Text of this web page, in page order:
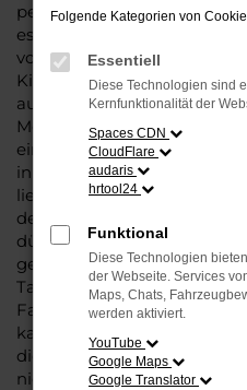
perfekten Neuwagen für
es sich meist um eine VW
von einem Fahrzeug, das
Kilometer bewegt wurde
aus der aktuellen
Mobilität in Detmold
ein Maximum an Komfort
in nichts nach. Warum
liegt an der Preispolitik der
den teilweise rigiden
dürfen schlichtweg nicht
gerne anbieten würden,
Tageszulassung dafür
Fahrzeug als
kann. Wohlgemerkt:
die Zulassung für einen
nicht.
Folgende Kategorien von
Essentiell
Diese Technologien sind
Kernfunktionalität der
Spaces CDN
CloudFlare
audaris
hrtool24
Funktional
Diese Technologien
der Webseite. Services
Maps, Chats,
werden aktiviert.
YouTube
Google Maps
Google Translator